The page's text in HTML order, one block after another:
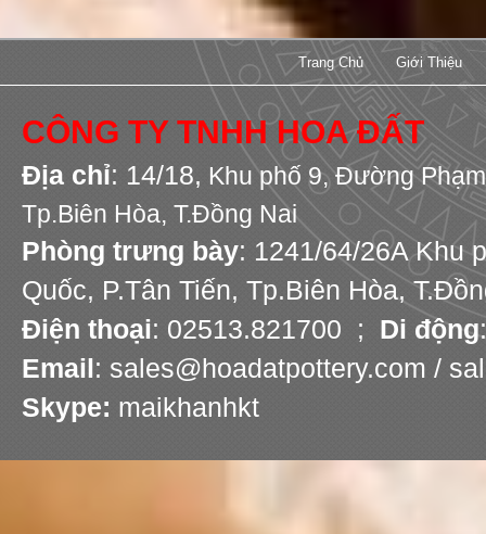
Trang Chủ Giới Thiệu
CÔNG TY TNHH HOA ĐẤT
Địa chỉ: 14/18, Khu phố 9,Đường Phạm
Tp.Biên Hòa, T.Đồng Nai
Phòng trưng bày: 1241/64/26A Khu
Quốc, P.Tân Tiến, Tp.Biên Hòa,
Điện thoại: 02513.821700 ; Di động
Email: sales@hoadatpottery.com /
Skype: maikhanhkt